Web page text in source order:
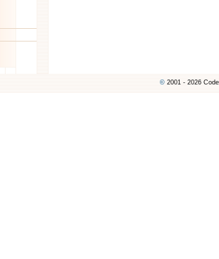
© 2001 - 2026